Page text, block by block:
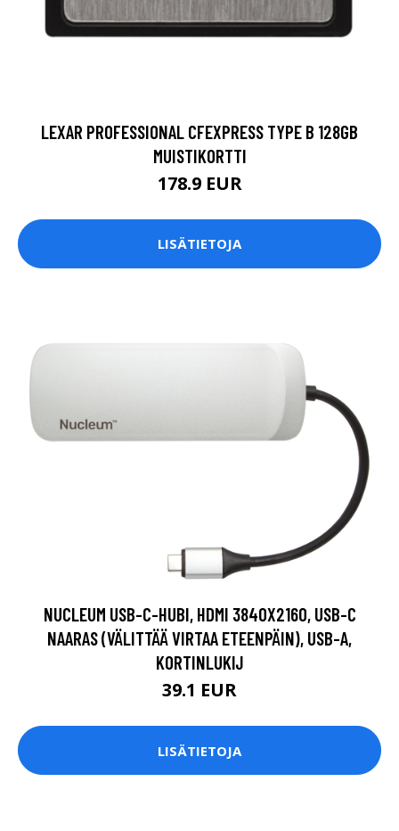
LEXAR PROFESSIONAL CFEXPRESS TYPE B 128GB
MUISTIKORTTI
178.9 EUR
LISÄTIETOJA
NUCLEUM USB-C-HUBI, HDMI 3840X2160, USB-C
NAARAS (VÄLITTÄÄ VIRTAA ETEENPÄIN), USB-A,
KORTINLUKIJ
39.1 EUR
LISÄTIETOJA